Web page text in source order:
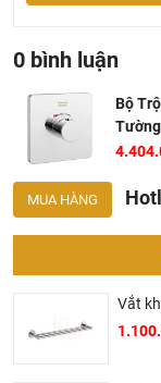
0 bình luận
Bộ
MUA HÀNG
Vắt